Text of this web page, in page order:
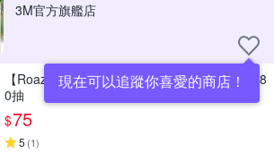
3M官方旗艦店
現在可以追蹤你喜愛的商店！
【Roaze柔仕】乾濕兩用嬰兒紗布毛巾-纖柔款8
0抽
$75
5 (1)